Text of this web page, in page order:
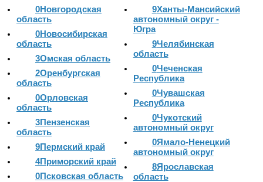
0Новгородская
область
0Новосибирская
область
3Омская область
2Оренбургская
область
0Орловская
область
3Пензенская
область
9Пермский край
4Приморский край
0Псковская область
9Ханты-Мансийский
автономный округ -
Югра
9Челябинская
область
0Чеченская
Республика
0Чувашская
Республика
0Чукотский
автономный округ
0Ямало-Ненецкий
автономный округ
8Ярославская
область